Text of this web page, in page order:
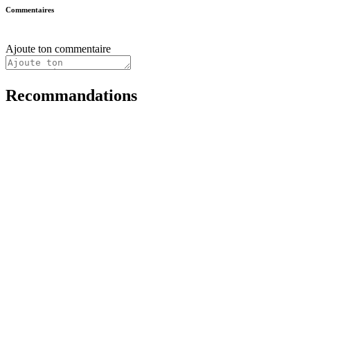
Commentaires
Ajoute ton commentaire
Recommandations